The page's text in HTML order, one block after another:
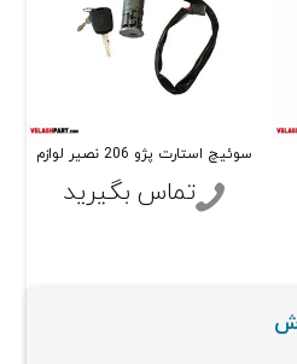
سوئیچ استارت پژو 206 نصیر لوازم
تماس بگیرید